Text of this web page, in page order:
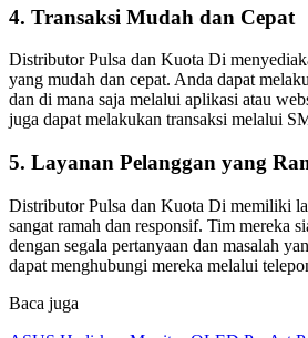
4. Transaksi Mudah dan Cepat
Distributor Pulsa dan Kuota Di
yang mudah dan cepat. Anda dapat
dan di mana saja melalui aplikasi atau
juga dapat melakukan transaksi melalui
5. Layanan Pelanggan yang
Distributor Pulsa dan Kuota Di memiliki
sangat ramah dan responsif. Tim mereka
dengan segala pertanyaan dan masalah
dapat menghubungi mereka melalui
Baca juga